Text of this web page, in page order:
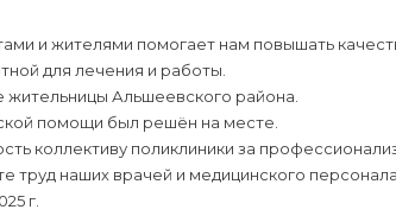
и жителями помогает нам повышать
для лечения и работы.
жительницы Альшеевского района.
помощи был решён на месте.
коллективу поликлиники за
труд наших врачей и медицинского
г.